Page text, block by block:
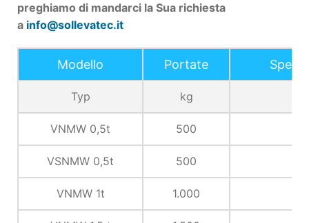
preghiamo di mandarci la Sua richiesta
a info@sollevatec.it
Modello Portate
Typ kg
VNMW 0,5t 500
VSNMW 0,5t 500
VNMW 1t 1.000